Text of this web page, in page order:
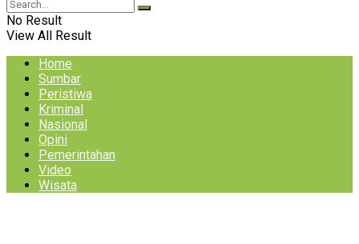
No Result
View All Result
Home
Sumbar
Peristiwa
Kriminal
Nasional
Opini
Pemerintahan
Video
Wisata